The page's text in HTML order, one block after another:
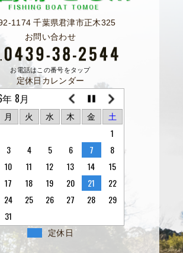
1174 千葉県君津市正木325
お問い合わせ
お電話はこの番号をタップ
定休日カレンダー
8月
月 火 水 木 金 土
1
3 4 5 6 7
8
10 11 12 13 14
15
17 18 19 20 21
22
24 25 26 27 28
29
31
定休日